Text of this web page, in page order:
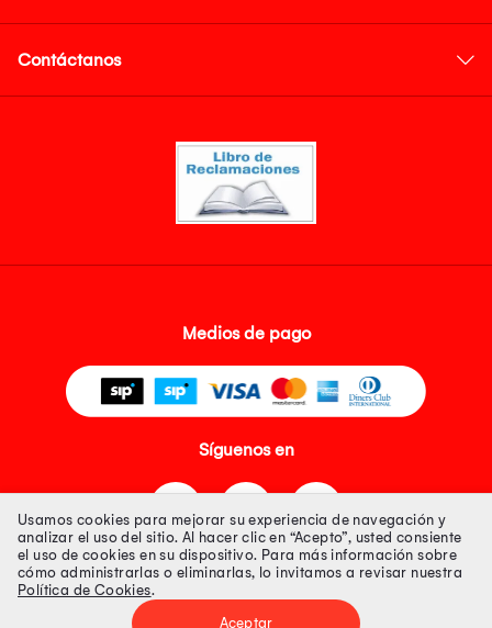
Contáctanos
Medios de pago
Síguenos en
Tienda 100% Segura
Usamos cookies para mejorar su experiencia de navegación y
analizar el uso del sitio. Al hacer clic en “Acepto”, usted consiente
el uso de cookies en su dispositivo. Para más información sobre
cómo administrarlas o eliminarlas, lo invitamos a revisar nuestra
Política de Cookies.
Aceptar